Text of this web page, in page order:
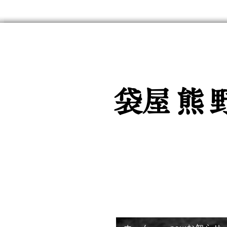
​袋屋熊